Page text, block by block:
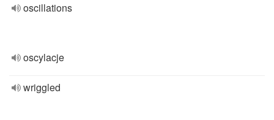
oscillations
oscylacje
wriggled